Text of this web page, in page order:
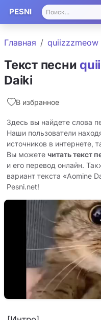
PESNI
Главная ​quiizzzmeow
Текст песни
Daiki
В избранное
Здесь вы найдете слова
Наши пользователи
источников в интернете,
Вы можете читать текст
и его перевод онлайн.
вариант текста «Aomine
Pesni.net!